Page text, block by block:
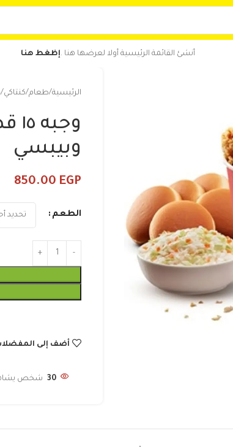
أنشئ القائمة الرئيسية أولا لعرضها هنا .إظغط هنا
الرئيسية طعام كنتاكي
وبيبسي
850.00 EGP
الطعم
أضف إلى
30 شخص يشاهد